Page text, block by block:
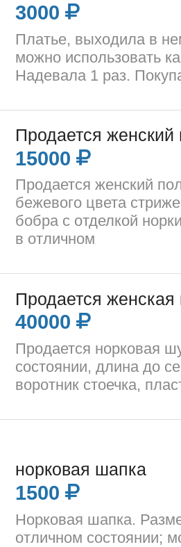
3000
Платье, выходила в
можно использовать
Надевала 1 раз.
Продается женский
15000
Продается женский
бежевого цвета
бобра с отделкой
в отличном
Продается
40000
Продается норковая
состоянии, длина до
воротник стоечка,
норковая шапка
1500
Норковая шапка.
отличном состоянии;